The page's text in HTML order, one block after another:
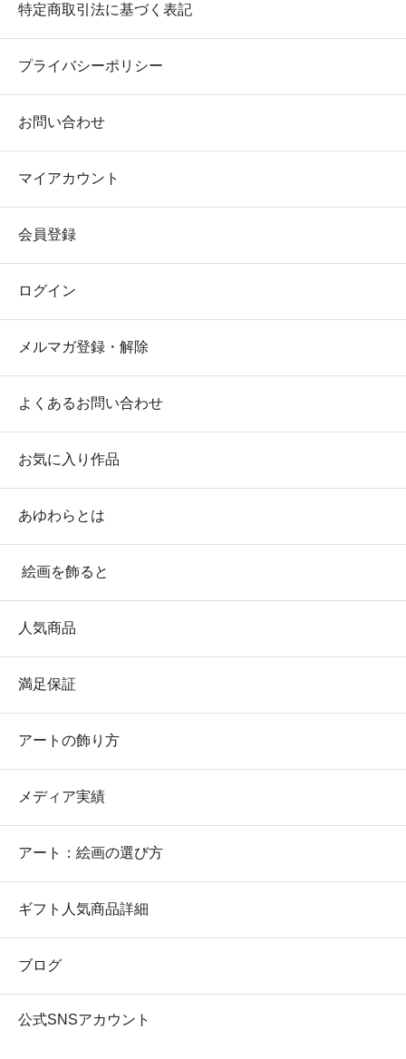
特定商取引法に基づく表記
プライバシーポリシー
お問い合わせ
マイアカウント
会員登録
ログイン
メルマガ登録・解除
よくあるお問い合わせ
お気に入り作品
あゆわらとは
絵画を飾ると
人気商品
満足保証
アートの飾り方
メディア実績
アート：絵画の選び方
ギフト人気商品詳細
ブログ
公式SNSアカウント